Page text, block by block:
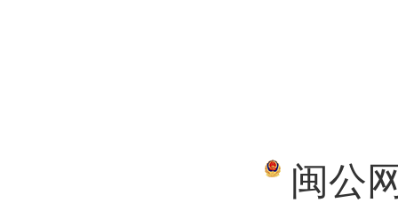
闽公